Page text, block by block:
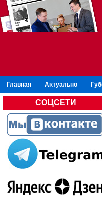
Главная Актуально
СОЦСЕТИ